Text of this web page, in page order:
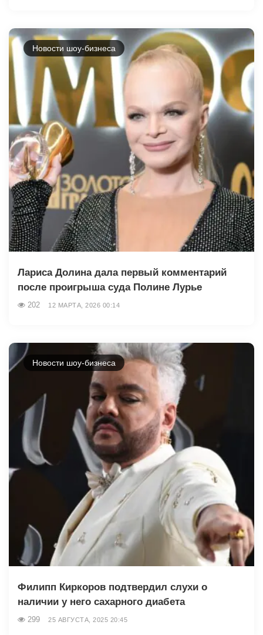
Новости шоу-бизнеса
Лариса Долина дала первый комментарий
после проигрыша суда Полине Лурье
202 12 МАРТА, 2026 00:14
Новости шоу-бизнеса
Филипп Киркоров подтвердил слухи о
наличии у него сахарного диабета
299 25 АВГУСТА, 2025 20:45